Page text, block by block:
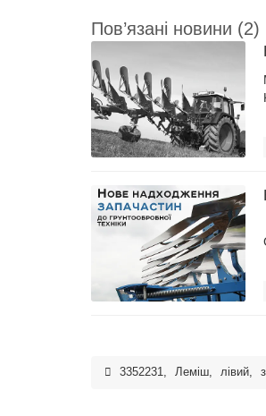
Пов’язані новини (2)
3352231, Леміш, лівий, з